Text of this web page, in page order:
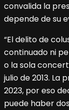
convalida la
depende de su
“El delito de
continuado ni
o la sola
julio de 2013. La
2023, por eso
puede haber